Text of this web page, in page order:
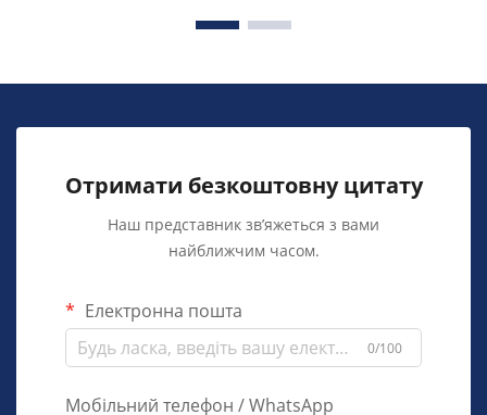
Отримати безкоштовну цитату
Наш представник зв’яжеться з вами
найближчим часом.
Електронна пошта
0/100
Мобільний телефон / WhatsApp